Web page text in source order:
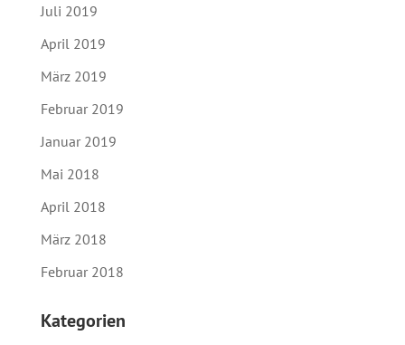
Juli 2019
April 2019
März 2019
Februar 2019
Januar 2019
Mai 2018
April 2018
März 2018
Februar 2018
Kategorien